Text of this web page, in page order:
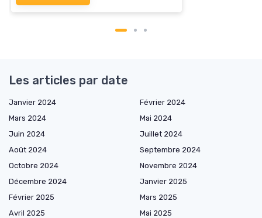
Les articles par date
Janvier 2024
Février 2024
Mars 2024
Mai 2024
Juin 2024
Juillet 2024
Août 2024
Septembre 2024
Octobre 2024
Novembre 2024
Décembre 2024
Janvier 2025
Février 2025
Mars 2025
Avril 2025
Mai 2025